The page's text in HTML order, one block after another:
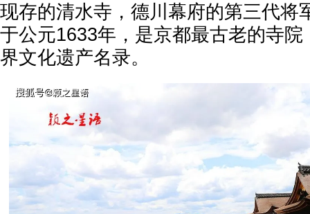
现存的清水寺，德川幕府的第三代将
于公元1633年，是京都最古老的寺
界文化遗产名录。